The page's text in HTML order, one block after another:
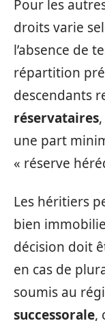
Pour les
droits varie
l’absence de
répartition
descendants
réservataires
une part
« réserve
Les héritiers
bien
décision doit
en cas de
soumis au
successorale,